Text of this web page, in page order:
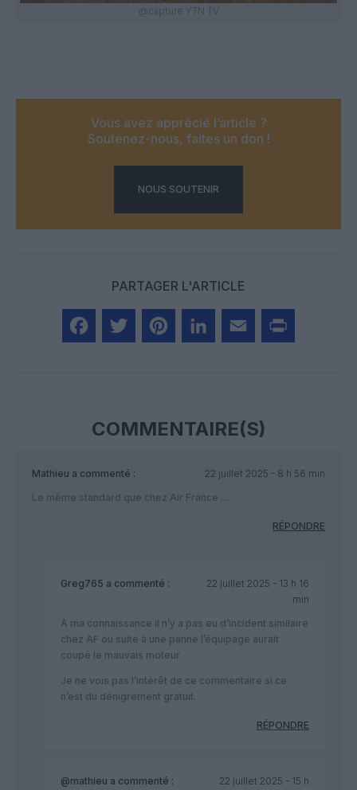
@capture YTN TV
Vous avez apprécié l’article ?
Soutenez-nous, faites un don !
NOUS SOUTENIR
PARTAGER L'ARTICLE
COMMENTAIRE(S)
Mathieu a commenté :
22 juillet 2025 - 8 h 56 min
Le même standard que chez Air France …
RÉPONDRE
Greg765 a commenté :
22 juillet 2025 - 13 h 16
min
À ma connaissance il n’y a pas eu d’incident similaire
chez AF ou suite à une panne l’équipage aurait
coupé le mauvais moteur.
Je ne vois pas l’intérêt de ce commentaire si ce
n’est du dénigrement gratuit.
RÉPONDRE
@mathieu a commenté : 22 juillet 2025 - 15 h